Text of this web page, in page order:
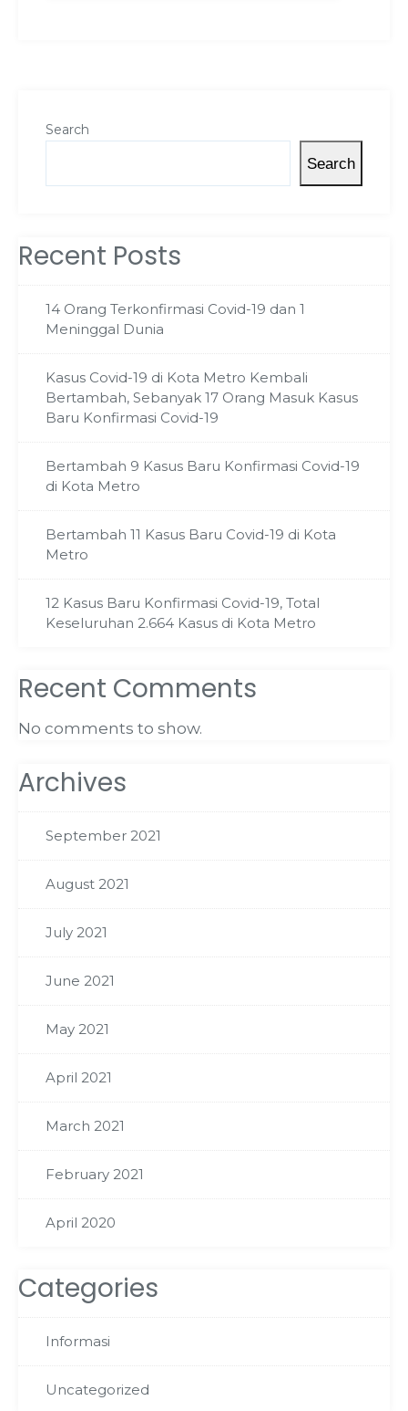
Search
Search
Recent Posts
14 Orang Terkonfirmasi Covid-19 dan 1
Meninggal Dunia
Kasus Covid-19 di Kota Metro Kembali
Bertambah, Sebanyak 17 Orang Masuk Kasus
Baru Konfirmasi Covid-19
Bertambah 9 Kasus Baru Konfirmasi Covid-19
di Kota Metro
Bertambah 11 Kasus Baru Covid-19 di Kota
Metro
12 Kasus Baru Konfirmasi Covid-19, Total
Keseluruhan 2.664 Kasus di Kota Metro
Recent Comments
No comments to show.
Archives
September 2021
August 2021
July 2021
June 2021
May 2021
April 2021
March 2021
February 2021
April 2020
Categories
Informasi
Uncategorized